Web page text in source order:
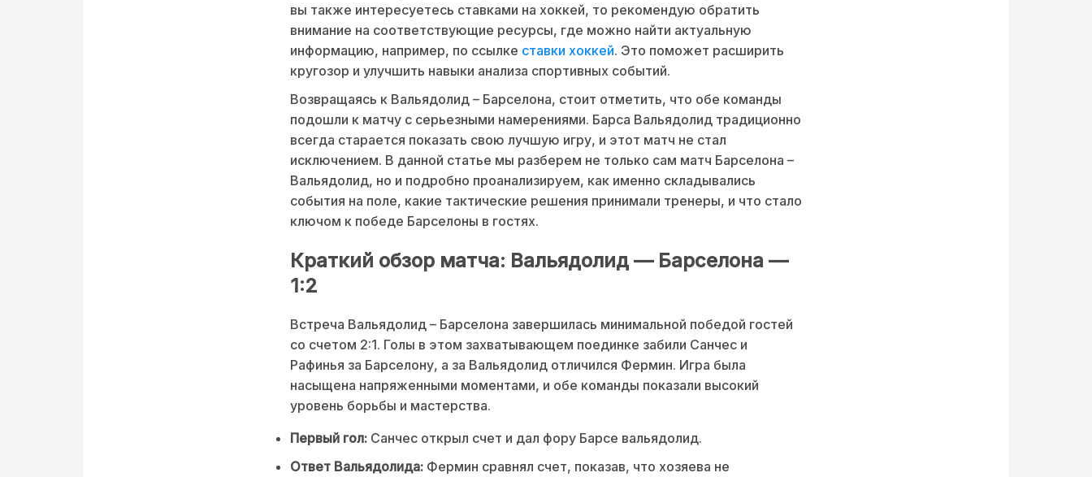
вы также интересуетесь ставками на хоккей, то рекомендую обратить
внимание на соответствующие ресурсы, где можно найти актуальную
информацию, например, по ссылке ставки хоккей. Это поможет расширить
кругозор и улучшить навыки анализа спортивных событий.
Возвращаясь к Вальядолид – Барселона, стоит отметить, что обе команды
подошли к матчу с серьезными намерениями. Барса Вальядолид традиционно
всегда старается показать свою лучшую игру, и этот матч не стал
исключением. В данной статье мы разберем не только сам матч Барселона –
Вальядолид, но и подробно проанализируем, как именно складывались
события на поле, какие тактические решения принимали тренеры, и что стало
ключом к победе Барселоны в гостях.
Краткий обзор матча: Вальядолид — Барселона —
1:2
Встреча Вальядолид – Барселона завершилась минимальной победой гостей
со счетом 2:1. Голы в этом захватывающем поединке забили Санчес и
Рафинья за Барселону, а за Вальядолид отличился Фермин. Игра была
насыщена напряженными моментами, и обе команды показали высокий
уровень борьбы и мастерства.
Первый гол: Санчес открыл счет и дал фору Барсе вальядолид.
Ответ Вальядолида: Фермин сравнял счет, показав, что хозяева не